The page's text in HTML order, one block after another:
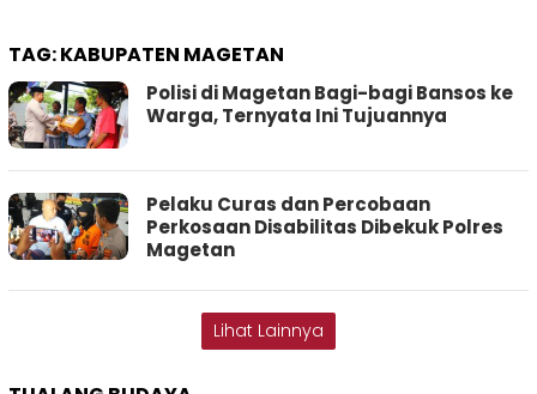
TAG:KABUPATEN MAGETAN
Polisi di Magetan Bagi-bagi Bansos ke
Warga, Ternyata Ini Tujuannya
Pelaku Curas dan Percobaan
Perkosaan Disabilitas Dibekuk Polres
Magetan
Lihat Lainnya